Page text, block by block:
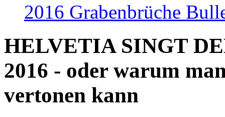
2016 Grabenbrüche
HELVETIA SINGT
2016 - oder warum
vertonen kann